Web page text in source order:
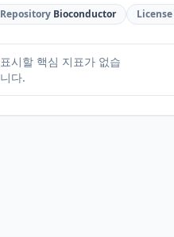
Repository Bioconductor License
표시할 핵심 지표가 없습
니다.